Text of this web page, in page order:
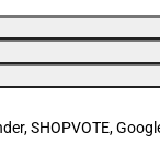
SHOPVOTE,